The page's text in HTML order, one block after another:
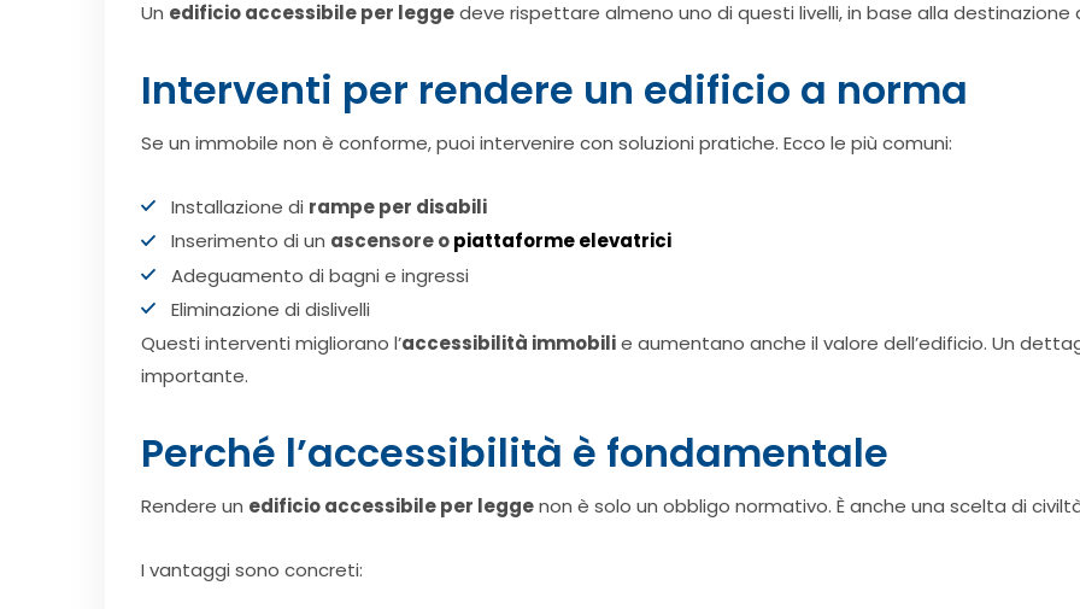
Un edificio accessibile per leggedeve rispettare almeno uno di questi livelli, in base alla destinazione
Interventi per rendere un edificio a norma
Se un immobile non è conforme, puoi intervenire con soluzioni pratiche. Ecco le più comuni:
Installazione di rampe per disabili
Inserimento di un ascensore opiattaforme elevatrici
Adeguamento di bagni e ingressi
Eliminazione di dislivelli
Questi interventi migliorano l’accessibilità immobilie aumentano anche il valore dell’edificio. Un
importante.
Perché l’accessibilità è fondamentale
Rendere un edificio accessibile per leggenon è solo un obbligo normativo. È anche una scelta di
I vantaggi sono concreti: